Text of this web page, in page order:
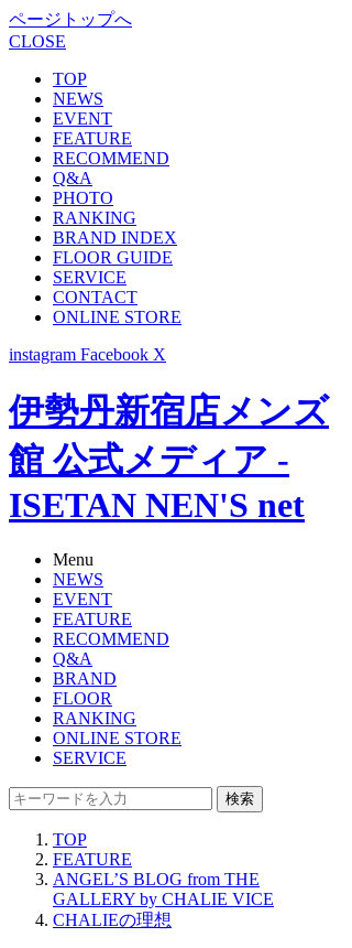
ページトップへ
CLOSE
TOP
NEWS
EVENT
FEATURE
RECOMMEND
Q&A
PHOTO
RANKING
BRAND INDEX
FLOOR GUIDE
SERVICE
CONTACT
ONLINE STORE
instagram Facebook X
伊勢丹新宿店メンズ
館 公式メディア -
ISETAN NEN'S net
Menu
NEWS
EVENT
FEATURE
RECOMMEND
Q&A
BRAND
FLOOR
RANKING
ONLINE STORE
SERVICE
検索
TOP
FEATURE
ANGEL’S BLOG from THE
GALLERY by CHALIE VICE
CHALIEの理想